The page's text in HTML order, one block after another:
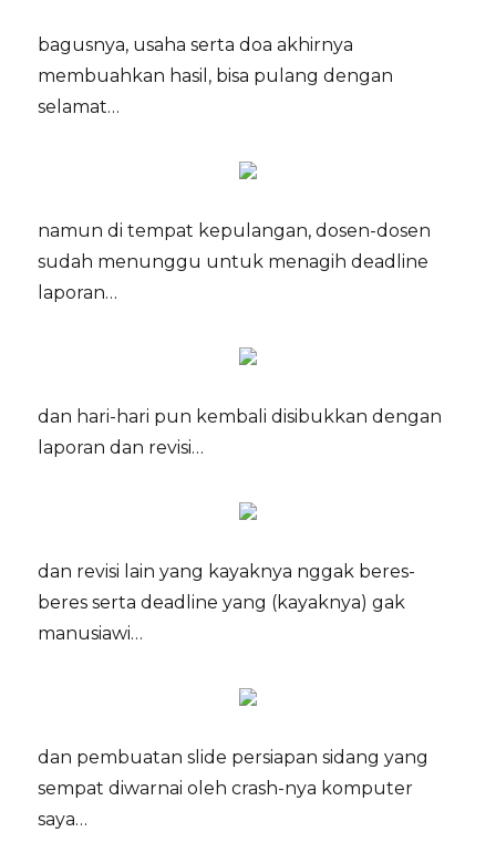
bagusnya, usaha serta doa akhirnya
membuahkan hasil, bisa pulang dengan
selamat…
namun di tempat kepulangan, dosen-dosen
sudah menunggu untuk menagih deadline
laporan…
dan hari-hari pun kembali disibukkan dengan
laporan dan revisi…
dan revisi lain yang kayaknya nggak beres-
beres serta deadline yang (kayaknya) gak
manusiawi…
dan pembuatan slide persiapan sidang yang
sempat diwarnai oleh crash-nya komputer
saya…